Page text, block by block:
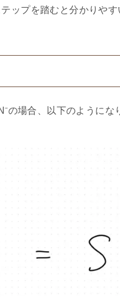
ップを踏むと分かりやす
の場合、以下のようにな